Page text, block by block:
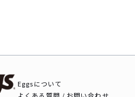
Eggsについて